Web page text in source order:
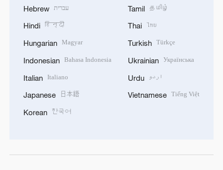
Hebrew עברית
Hindi हिन्दी
Hungarian Magyar
Indonesian Bahasa Indonesia
Italian Italiano
Japanese 日本語
Korean 한국어
Tamil தமிழ்
Thai ไทย
Turkish Türkçe
Ukrainian Українська
Urdu اردو
Vietnamese Tiếng Việt